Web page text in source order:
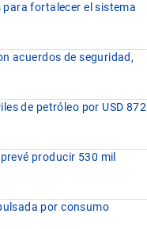
para fortalecer el sistema
acuerdos de seguridad,
de petróleo por USD 872
producir 530 mil
por consumo